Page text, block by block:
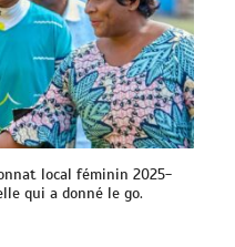
local féminin 2025-
qui a donné le go.